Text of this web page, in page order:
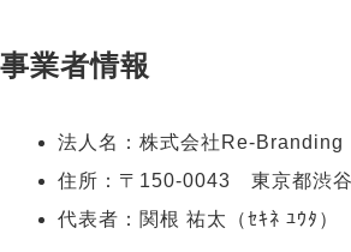
事業者情報
法人名：株式会社Re-Branding
住所：〒150-0043 東京都渋
代表者：関根 祐太（ｾｷﾈ ﾕｳﾀ）